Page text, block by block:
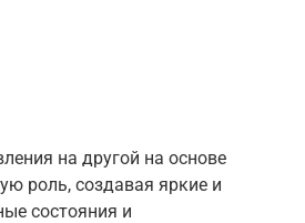
на другой на основе
роль, создавая яркие и
состояния и